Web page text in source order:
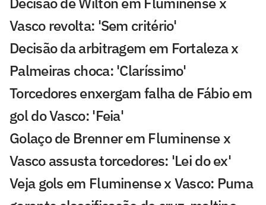
Vasco revolta: 'Sem critério'
Decisão da arbitragem em Fortaleza x
Palmeiras choca: 'Claríssimo'
Torcedores enxergam falha de Fábio em
gol do Vasco: 'Feia'
Golaço de Brenner em Fluminense x
Vasco assusta torcedores: 'Lei do ex'
Veja gols em Fluminense x Vasco: Puma